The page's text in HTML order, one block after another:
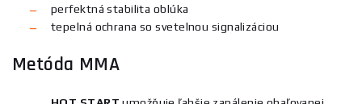
perfektná stabilita oblúka
tepelná ochrana so svetelnou signalizáciou
Metóda MMA